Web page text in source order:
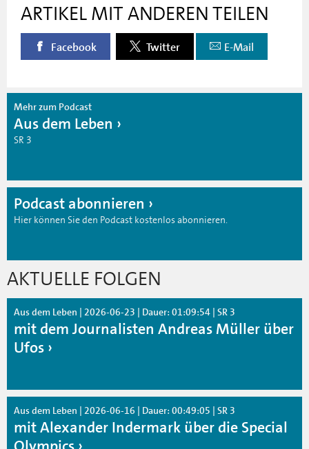
ARTIKEL MIT ANDEREN TEILEN
Facebook Twitter E-Mail
Mehr zum Podcast
Aus dem Leben
SR 3
Podcast abonnieren
Hier können Sie den Podcast kostenlos abonnieren.
AKTUELLE FOLGEN
Aus dem Leben | 2026-06-23 | Dauer: 01:09:54 | SR 3
mit dem Journalisten Andreas Müller über
Ufos
Aus dem Leben | 2026-06-16 | Dauer: 00:49:05 | SR 3
mit Alexander Indermark über die Special